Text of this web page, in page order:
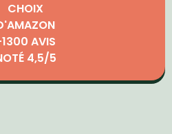
CHOIX
AVIS
4,5/5